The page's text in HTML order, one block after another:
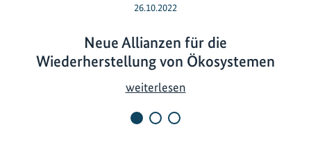
26.10.2022
Neue Allianzen für die
Wiederherstellung von Ökosystemen
weiterlesenN